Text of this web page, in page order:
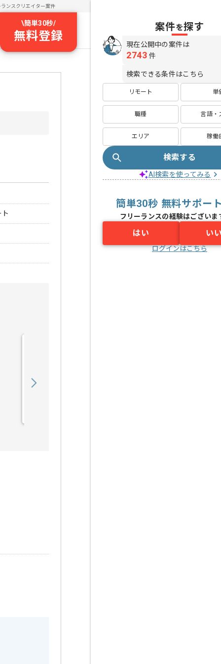
ランスクリエイター案件
\簡単30秒/
無料登録
案件を探す
現在公開中の案件は
2743 件
検索できる条件はこちら
リモート 単
職種 言語・
エリア 稼働
検索する
AI検索を使ってみる
簡単30秒 無料サポー
フリーランスの経験はございま
はい い
ログインはこちら